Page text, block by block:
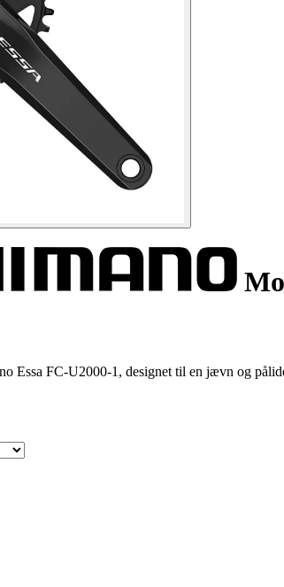
Essa FC-U2000-1, designet til en jævn og